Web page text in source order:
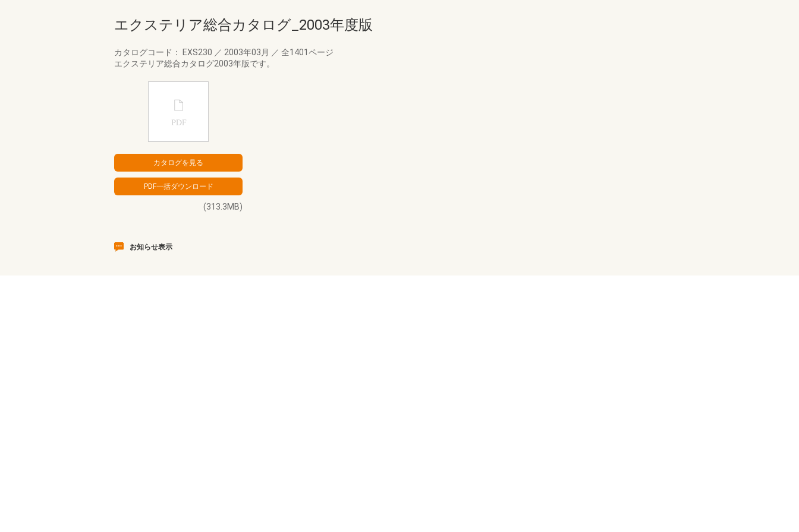
エクステリア総合カタログ_2003年度版
カタログコード： EXS230 ／ 2003年03月 ／ 全1401ページ
エクステリア総合カタログ2003年版です。
(313.3MB)
お知らせ表示